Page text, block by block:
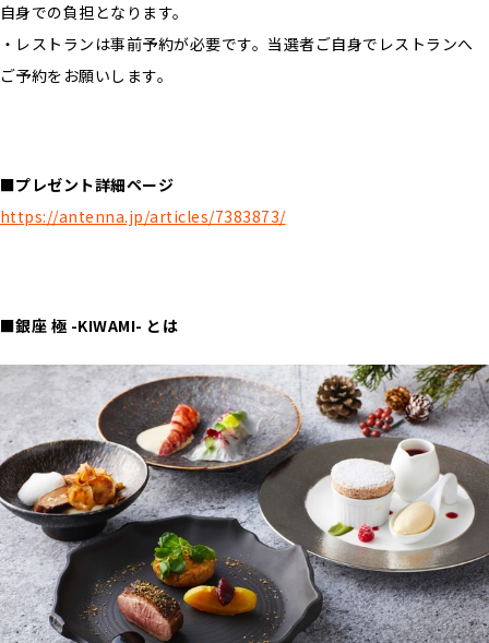
自身での負担となります。
・レストランは事前予約が必要です。当選者ご自身でレストランへ
ご予約をお願いします。
■プレゼント詳細ページ
https://antenna.jp/articles/7383873/
■銀座 極 -KIWAMI- とは